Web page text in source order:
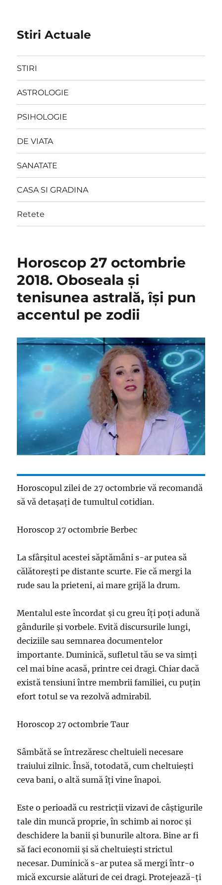
Stiri Actuale
STIRI
ASTROLOGIE
PSIHOLOGIE
DE VIATA
SANATATE
CASA SI GRADINA
Retete
Horoscop 27 octombrie
2018. Oboseala și
tenisunea astrală, își pun
accentul pe zodii
Horoscopul zilei de 27 octombrie vă recomandă
să vă detașați de tumultul cotidian.
Horoscop 27 octombrie Berbec
La sfârșitul acestei săptămâni s-ar putea să
călătorești pe distante scurte. Fie că mergi la
rude sau la prieteni, ai mare grijă la drum.
Mentalul este încordat și cu greu îți poți adună
gândurile și vorbele. Evită discursurile lungi,
deciziile sau semnarea documentelor
importante. Duminică, sufletul tău se va simți
cel mai bine acasă, printre cei dragi. Chiar dacă
există tensiuni între membrii familiei, cu puțin
efort totul se va rezolvă admirabil.
Horoscop 27 octombrie Taur
Sâmbătă se întrezăresc cheltuieli necesare
traiului zilnic. Însă, totodată, cum cheltuiești
ceva bani, o altă sumă îți vine înapoi.
Este o perioadă cu restricții vizavi de câștigurile
tale din muncă proprie, în schimb ai noroc și
deschidere la banii și bunurile altora. Bine ar fi
să faci economii și să cheltuiești strictul
necesar. Duminică s-ar putea să mergi într-o
mică excursie alături de cei dragi. Protejează-ți